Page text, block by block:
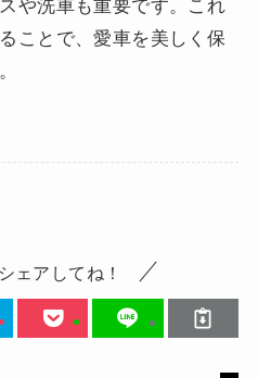
や洗車も重要です。これ
ことで、愛車を美しく保
ェアしてね！